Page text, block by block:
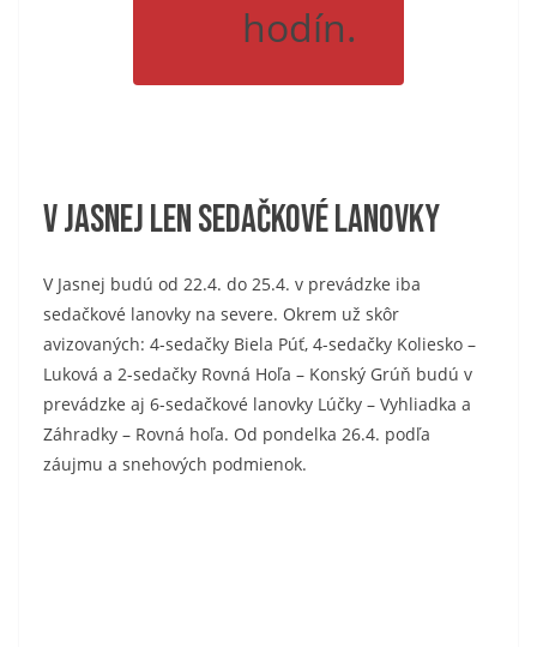
hodín.
V Jasnej len sedačkové lanovky
V Jasnej budú od 22.4. do 25.4. v prevádzke iba
sedačkové lanovky na severe. Okrem už skôr
avizovaných: 4-sedačky Biela Púť, 4-sedačky Koliesko –
Luková a 2-sedačky Rovná Hoľa – Konský Grúň budú v
prevádzke aj 6-sedačkové lanovky Lúčky – Vyhliadka a
Záhradky – Rovná hoľa. Od pondelka 26.4. podľa
záujmu a snehových podmienok.